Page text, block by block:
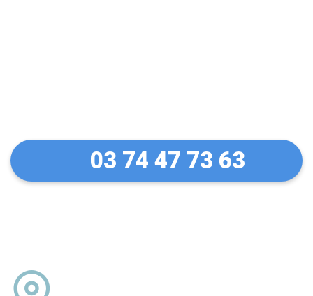
03 74 47 73 63